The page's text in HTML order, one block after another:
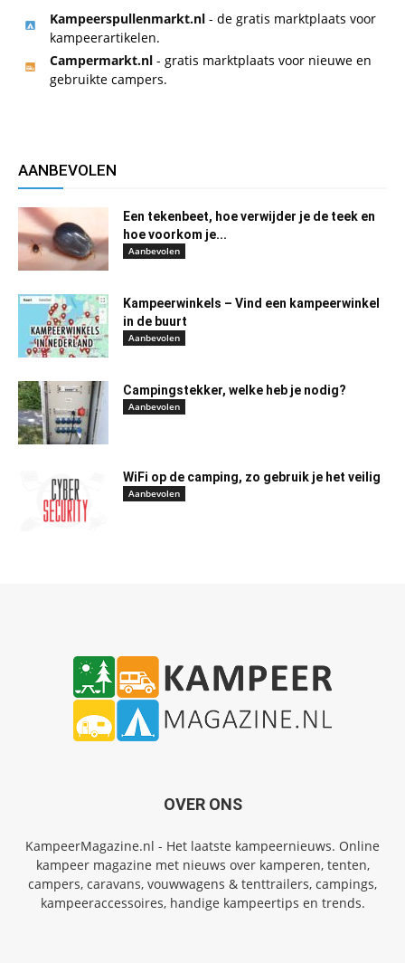
Kampeerspullenmarkt.nl - de gratis marktplaats voor
kampeerartikelen.
Campermarkt.nl - gratis marktplaats voor nieuwe en
gebruikte campers.
AANBEVOLEN
Een tekenbeet, hoe verwijder je de teek en
hoe voorkom je...
Aanbevolen
Kampeerwinkels – Vind een kampeerwinkel
in de buurt
Aanbevolen
Campingstekker, welke heb je nodig?
Aanbevolen
WiFi op de camping, zo gebruik je het veilig
Aanbevolen
OVER ONS
KampeerMagazine.nl - Het laatste kampeernieuws. Online
kampeer magazine met nieuws over kamperen, tenten,
campers, caravans, vouwwagens & tenttrailers, campings,
kampeeraccessoires, handige kampeertips en trends.